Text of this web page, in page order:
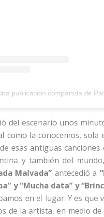
publicación compartida de
del escenario unos
como la conocemos,
esas antiguas
y también del
Malvada” antecedió a
y “Mucha data” y
en el lugar. Y es
de la artista, en medio